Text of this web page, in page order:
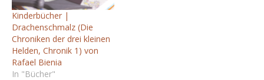
Kinderbücher |
Drachenschmalz (Die
Chroniken der drei kleinen
Helden, Chronik 1) von
Rafael Bienia
In "Bücher"